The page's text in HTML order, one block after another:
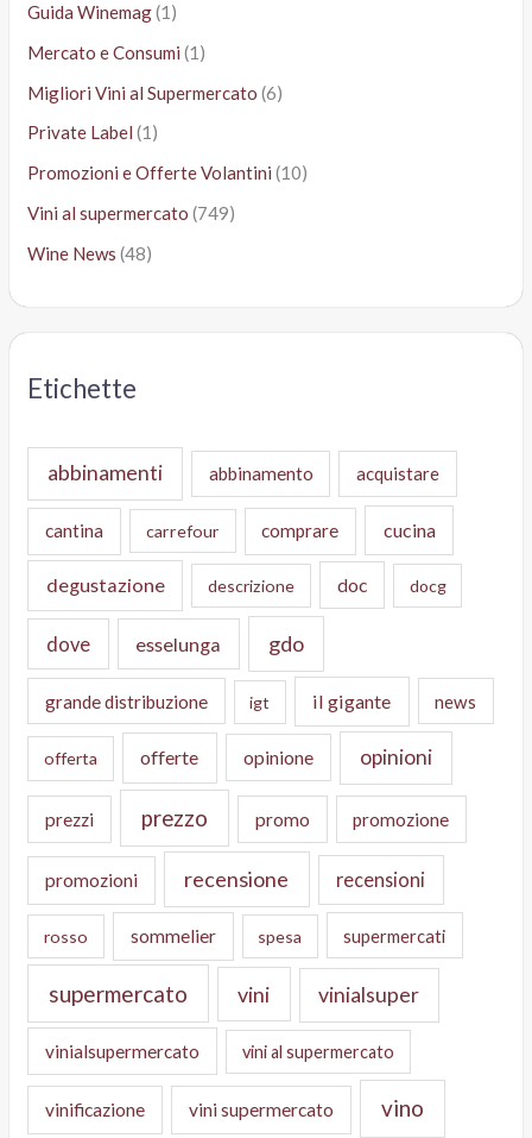
Guida Winemag(1)
Mercato e Consumi (1)
Migliori Vini al Supermercato (6)
Private Label (1)
Promozioni e Offerte Volantini (10)
Vini al supermercato (749)
Wine News (48)
Etichette
abbinamenti abbinamento acquistare
cantina carrefour comprare cucina
degustazione descrizione doc docg
dove esselunga gdo
grande distribuzione igt il gigante news
offerta offerte opinione opinioni
prezzi prezzo promo promozione
promozioni recensione recensioni
rosso sommelier spesa supermercati
supermercato vini vinialsuper
vinialsupermercato vini al supermercato
vinificazione vini supermercato vino